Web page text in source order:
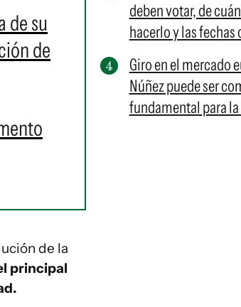
de su
de
de la
principal
deben votar, de
hacerlo y las fechas
Giro en el mercado
Núñez puede ser
fundamental para